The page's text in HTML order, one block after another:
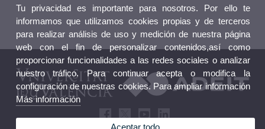
Tu privacidad es importante para nosotros. Por ello te
informamos que utilizamos cookies propias y de terceros
para realizar análisis de uso y medición de nuestra página
web con el fin de personalizar contenidos,así como
proporcionar funcionalidades a las redes sociales o analizar
nuestro tráfico. Para continuar acepta o modifica la
configuración de nuestras cookies. Para ampliar información
Más información
Aceptar todo